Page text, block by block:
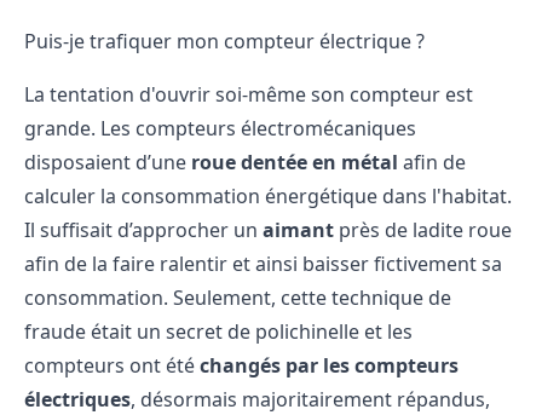
Puis-je trafiquer mon compteur électrique ?
La tentation d'ouvrir soi-même son compteur est
grande. Les compteurs électromécaniques
disposaient d’une roue dentée en métal afin de
calculer la consommation énergétique dans l'habitat.
Il suffisait d’approcher un aimant près de ladite roue
afin de la faire ralentir et ainsi baisser fictivement sa
consommation. Seulement, cette technique de
fraude était un secret de polichinelle et les
compteurs ont étéchangés par les compteurs
électriques, désormais majoritairement répandus,